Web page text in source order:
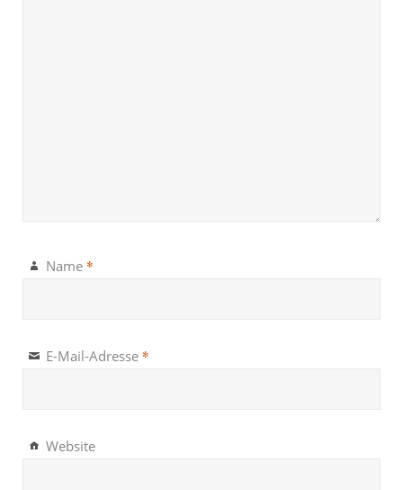
Name *
E-Mail-Adresse *
Website